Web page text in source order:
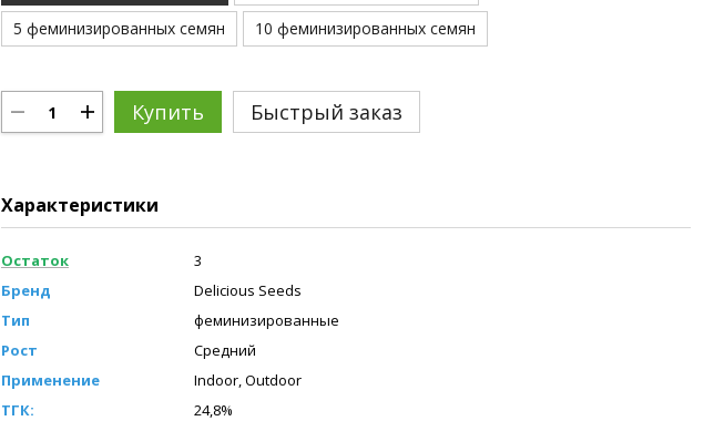
5 феминизированных семян
10 феминизированных семян
Купить Быстрый заказ
Характеристики
Остаток
3
Бренд
Delicious Seeds
Тип
феминизированные
Рост
Средний
Применение
Indoor, Outdoor
ТГК:
24,8%